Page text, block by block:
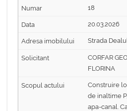
18
20.03.2026
Strada
CORFAR
FLORINA
Construire
de inaltime
apa-canal.